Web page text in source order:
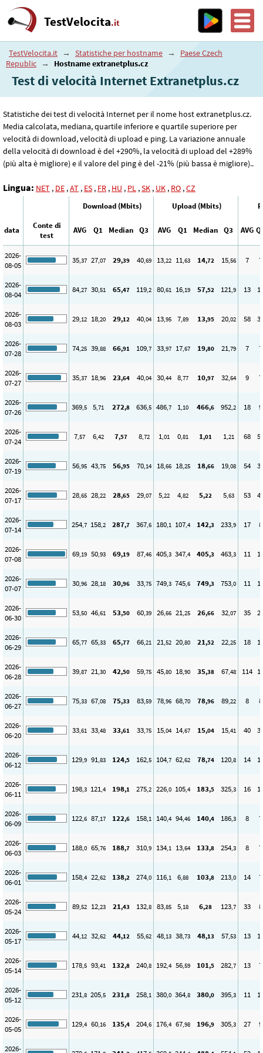
TestVelocita.it
TestVelocita.it → Statistiche per hostname →
Paese Czech
Republic → Hostname extranetplus.cz
Test di velocità Internet Extranetplus.cz
Statistiche dei test di velocità Internet per il nome host extranetplus.cz.
Media calcolata, mediana, quartile inferiore e quartile superiore per
velocità di download, velocità di upload e ping. La variazione annuale
della velocità di download è del +290%, la velocità di upload del +289%
(più alta è migliore) e il valore del ping è del -21% (più bassa è migliore)..
Lingua: NET , DE ,AT , ES , FR , HU , PL ,SK , UK , RO ,CZ
Download (Mbits) Upload (Mbits)
data
Conte di
test
AVG Q1 Median Q3 AVG Q1 Median Q3 AVG
2026-
08-05
35,37 27,07 29,39 40,69 13,22 11,63 14,72 15,56 7 7
2026-
08-04
84,27 30,51 65,47 119,2 80,61 16,19 57,52 121,9 13
2026-
08-03
29,12 18,20 29,12 40,04 13,95 7,89 13,95 20,02 58
2026-
07-28
74,25 39,88 66,91 109,7 33,97 17,67 19,80 21,79 7 7
2026-
07-27
35,37 18,96 23,64 40,04 30,44 8,77 10,97 32,64 9 7
2026-
07-26
369,5 5,71 272,8 636,5 486,7 1,10 466,6 952,2 18 9
2026-
07-24
7,57 6,42 7,57 8,72 1,01 0,81 1,01 1,21 68
2026-
07-19
56,95 43,75 56,95 70,14 18,66 18,25 18,66 19,08 54
2026-
07-17
28,65 28,22 28,65 29,07 5,22 4,82 5,22 5,63 53
2026-
07-14
254,7 158,2 287,7 367,6 180,1 107,4 142,3 233,9 17 8
2026-
07-08
69,19 50,93 69,19 87,46 405,3 347,4 405,3 463,3 11
2026-
07-07
30,96 28,18 30,96 33,75 749,3 745,6 749,3 753,0 11
2026-
06-30
53,50 46,61 53,50 60,39 26,66 21,25 26,66 32,07 35
2026-
06-29
65,77 65,33 65,77 66,21 21,52 20,80 21,52 22,25 18
2026-
06-28
39,87 21,30 42,50 59,75 45,80 18,90 35,38 67,48 114
2026-
06-27
75,33 67,08 75,33 83,59 78,96 68,70 78,96 89,22 8 8
2026-
06-20
33,61 33,48 33,61 33,75 15,04 14,67 15,04 15,41 40
2026-
06-12
129,9 91,83 124,5 162,5 104,7 62,62 78,74 120,8 14
2026-
06-11
198,3 121,4 198,1 275,2 226,0 105,4 183,5 325,3 16
2026-
06-09
122,6 87,17 122,6 158,1 140,4 94,46 140,4 186,3 8 7
2026-
06-03
188,0 65,76 188,7 310,9 134,1 13,64 133,8 254,3 8 7
2026-
06-01
158,4 22,62 138,2 274,0 116,1 6,88 103,8 213,0 14 7
2026-
05-24
89,52 12,23 21,43 132,8 83,85 5,18 6,28 123,7 33 8
2026-
05-17
44,12 32,62 44,12 55,62 48,13 38,73 48,13 57,53 13
2026-
05-14
178,5 93,41 132,8 240,8 192,4 56,59 101,5 282,7 13 7
2026-
05-12
231,8 205,5 231,8 258,1 380,0 364,8 380,0 395,3 11
2026-
05-05
129,4 60,16 135,4 204,6 176,4 67,98 196,9 305,3 27 9
2026-